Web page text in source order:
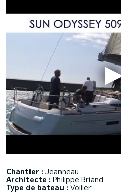
Chantier : Jeanneau
Architecte : Philippe Briand
Type de bateau : Voilier